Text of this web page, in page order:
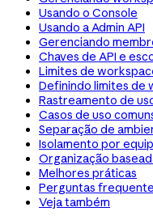
Usando o Console
Usando a Admin API
Gerenciando
Chaves de API e
Limites de
Definindo limites de
Rastreamento de
Casos de uso
Separação de
Isolamento por
Organização
Melhores práticas
Perguntas
Veja também